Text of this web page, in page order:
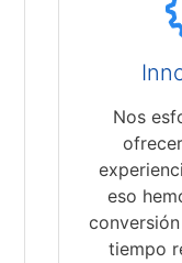
Nos
eso
tiempo